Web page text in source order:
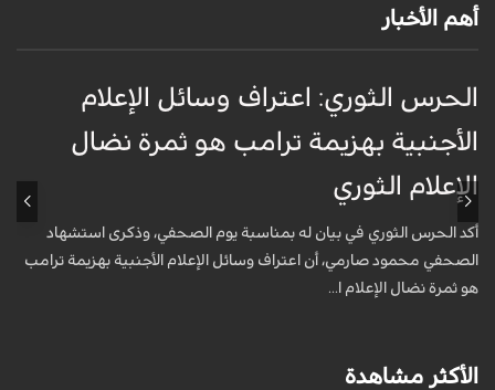
أهم الأخبار
الحرس الثوري: اعتراف وسائل الإعلام
الأجنبية بهزيمة ترامب هو ثمرة نضال
الإعلام الثوري
أكد الحرس الثوري في بيان له بمناسبة يوم الصحفي، وذكرى استشهاد
الصحفي محمود صارمي، أن اعتراف وسائل الإعلام الأجنبية بهزيمة ترامب
هو ثمرة نضال الإعلام ا...
الأكثر مشاهدة